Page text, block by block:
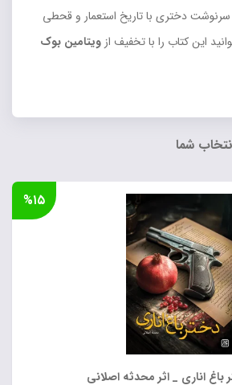
سرنوشت دختری با تاریخ استعمار و قحطی
این کتاب را با تخفیف از ویتامین بوک
شما
باغ اناری _ اثر محدثه اصلانی
%۱۵